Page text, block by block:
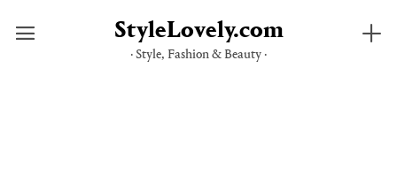
StyleLovely.com
· Style, Fashion & Beauty ·